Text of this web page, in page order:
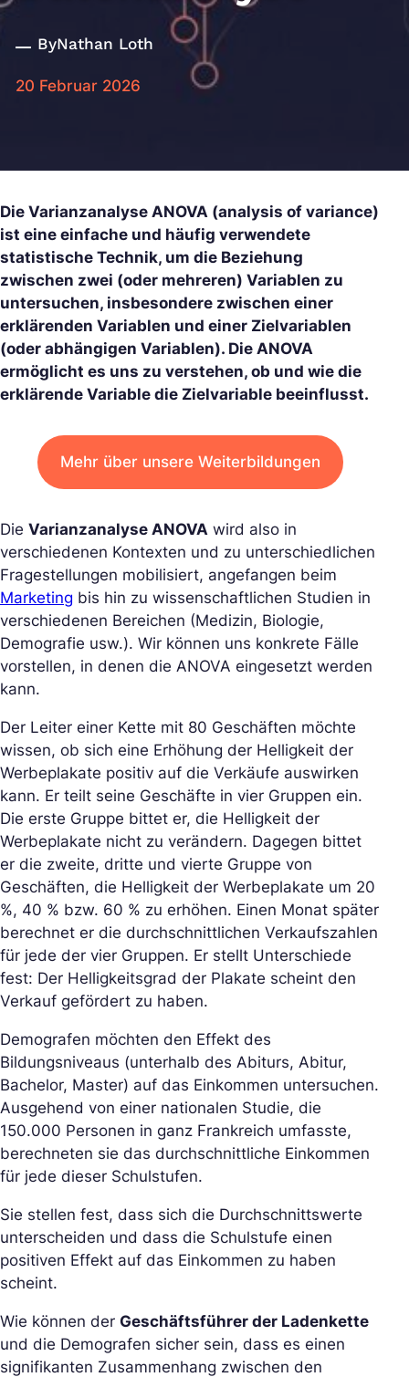
ByNathan Loth
20 Februar 2026
Die Varianzanalyse ANOVA (analysis of variance)
ist eine einfache und häufig verwendete
statistische Technik, um die Beziehung
zwischen zwei (oder mehreren) Variablen zu
untersuchen, insbesondere zwischen einer
erklärenden Variablen und einer Zielvariablen
(oder abhängigen Variablen). Die ANOVA
ermöglicht es uns zu verstehen, ob und wie die
erklärende Variable die Zielvariable beeinflusst.
Mehr über unsere Weiterbildungen
Die Varianzanalyse ANOVA wird also in
verschiedenen Kontexten und zu unterschiedlichen
Fragestellungen mobilisiert, angefangen beim
Marketing bis hin zu wissenschaftlichen Studien in
verschiedenen Bereichen (Medizin, Biologie,
Demografie usw.). Wir können uns konkrete Fälle
vorstellen, in denen die ANOVA eingesetzt werden
kann.
Der Leiter einer Kette mit 80 Geschäften möchte
wissen, ob sich eine Erhöhung der Helligkeit der
Werbeplakate positiv auf die Verkäufe auswirken
kann. Er teilt seine Geschäfte in vier Gruppen ein.
Die erste Gruppe bittet er, die Helligkeit der
Werbeplakate nicht zu verändern. Dagegen bittet
er die zweite, dritte und vierte Gruppe von
Geschäften, die Helligkeit der Werbeplakate um 20
%, 40 % bzw. 60 % zu erhöhen. Einen Monat später
berechnet er die durchschnittlichen Verkaufszahlen
für jede der vier Gruppen. Er stellt Unterschiede
fest: Der Helligkeitsgrad der Plakate scheint den
Verkauf gefördert zu haben.
Demografen möchten den Effekt des
Bildungsniveaus (unterhalb des Abiturs, Abitur,
Bachelor, Master) auf das Einkommen untersuchen.
Ausgehend von einer nationalen Studie, die
150.000 Personen in ganz Frankreich umfasste,
berechneten sie das durchschnittliche Einkommen
für jede dieser Schulstufen.
Sie stellen fest, dass sich die Durchschnittswerte
unterscheiden und dass die Schulstufe einen
positiven Effekt auf das Einkommen zu haben
scheint.
Wie können der Geschäftsführer der Ladenkette
und die Demografen sicher sein, dass es einen
signifikanten Zusammenhang zwischen den